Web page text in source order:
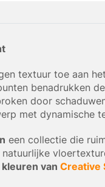
textuur toe aan
benadrukken
door
met dynamische
een collectie die
van Creative